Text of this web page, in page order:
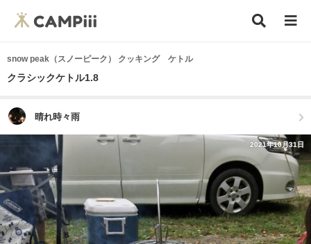
snow peak（スノーピーク） クッキング ケトル
クラシックケトル1.8
晴れ時々雨
2021年10月31日